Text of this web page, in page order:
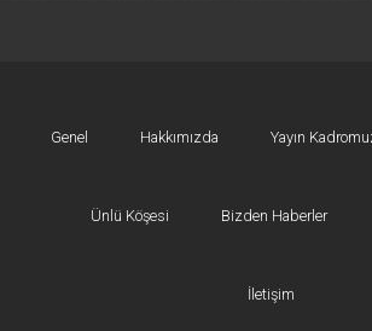
Genel Hakkımızda Yayın
Ünlü Köşesi Bizden Haberler
İletişim